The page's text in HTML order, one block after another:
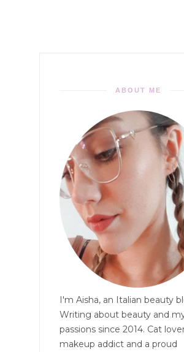
ABOUT ME
I'm Aisha, an Italian beauty
Writing about beauty and
passions since 2014. Cat
makeup addict and a proud